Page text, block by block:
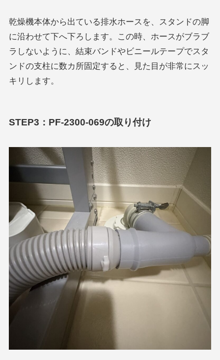
乾燥機本体から出ている排水ホースを、スタンドの脚
に沿わせて下へ下ろします。この時、ホースがブラブ
ラしないように、結束バンドやビニールテープでスタ
ンドの支柱に数カ所固定すると、見た目が非常にスッ
キリします。
STEP3：PF-2300-069の取り付け